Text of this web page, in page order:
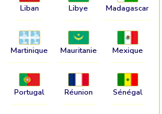
Liban Libye Madagascar
Martinique Mauritanie Mexique
Portugal Réunion Sénégal